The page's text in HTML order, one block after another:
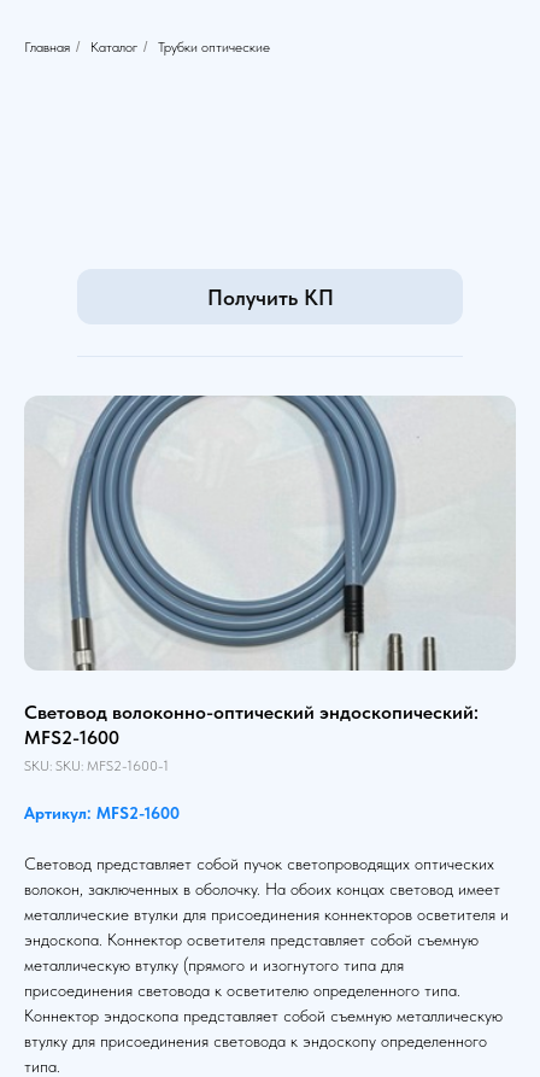
Главная / Каталог / Трубки оптические
Получить КП
Световод волоконно-оптический эндоскопический:
MFS2-1600
SKU: SKU: MFS2-1600-1
Артикул: MFS2-1600
Световод представляет собой пучок светопроводящих оптических
волокон, заключенных в оболочку. На обоих концах световод имеет
металлические втулки для присоединения коннекторов осветителя и
эндоскопа. Коннектор осветителя представляет собой съемную
металлическую втулку (прямого и изогнутого типа для
присоединения световода к осветителю определенного типа.
Коннектор эндоскопа представляет собой съемную металлическую
втулку для присоединения световода к эндоскопу определенного
типа.